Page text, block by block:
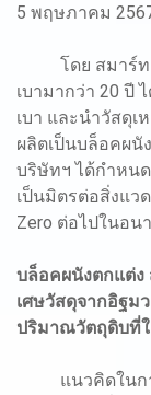
5 พฤษภาคม
โดย สมาร์ทค
เบามากว่า 20 ปี
เบา และนำวัสดุ
ผลิตเป็นบล็อคผ
บริษัทฯ ได้กำหน
เป็นมิตรต่อสิ่งแ
Zero ต่อไปในอน
บล็อคผนังตกแต่ง
เศษวัสดุจากอิฐม
ปริมาณวัตถุดิบที่
แนวคิดในกา